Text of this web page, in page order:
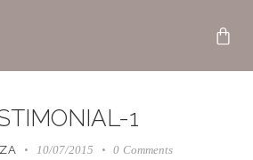
1
10/07/2015 0 Comments